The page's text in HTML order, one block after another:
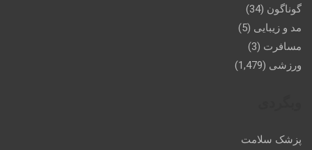
گوناگون (34)
مد و زیبایی (5)
مسافرت (3)
ورزشی (1,479)
پزشک سلامت